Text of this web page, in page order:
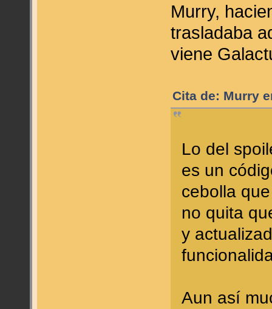
Murry,
trasladaba
viene
Cita de: Murry
Lo del
es un
cebolla
no quita
y
Aun así